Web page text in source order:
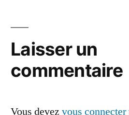
Laisser un
commentaire
Vous devez vous connecter